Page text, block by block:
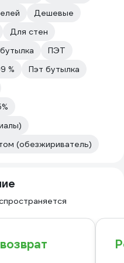
Дешевые
Для стен
ПЭТ
%
Пэт бутылка
(обезжириватель)